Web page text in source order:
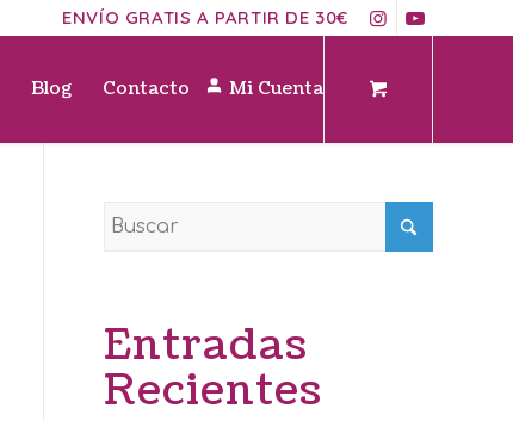
ENVÍO GRATIS A PARTIR DE 30€
Blog Contacto Mi Cuenta
Entradas
Recientes